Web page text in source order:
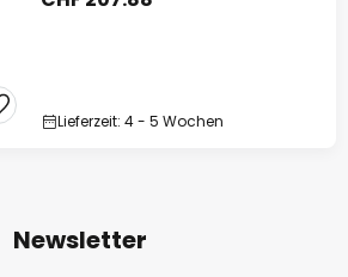
Lieferzeit: 4 - 5 Wochen
Newsletter